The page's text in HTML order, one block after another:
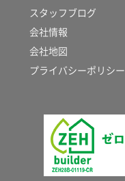
スタッフブログ
会社情報
会社地図
プライバシーポリシー